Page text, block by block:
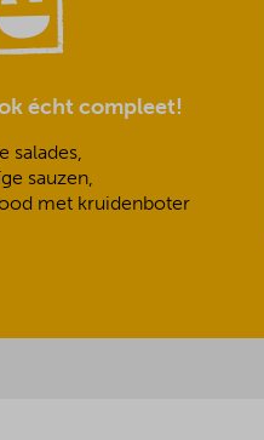
écht compleet!
salades,
sauzen,
met kruidenboter